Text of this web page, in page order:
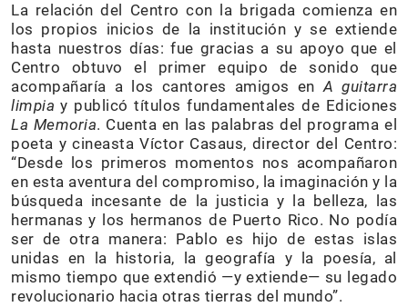
La relación del Centro con la brigada comienza en
los propios inicios de la institución y se extiende
hasta nuestros días: fue gracias a su apoyo que el
Centro obtuvo el primer equipo de sonido que
acompañaría a los cantores amigos enA guitarra
limpia y publicó títulos fundamentales de Ediciones
La Memoria. Cuenta en las palabras del programa el
poeta y cineasta Víctor Casaus, director del Centro:
“Desde los primeros momentos nos acompañaron
en esta aventura del compromiso, la imaginación y la
búsqueda incesante de la justicia y la belleza, las
hermanas y los hermanos de Puerto Rico. No podía
ser de otra manera: Pablo es hijo de estas islas
unidas en la historia, la geografía y la poesía, al
mismo tiempo que extendió —y extiende— su legado
revolucionario hacia otras tierras del mundo”.